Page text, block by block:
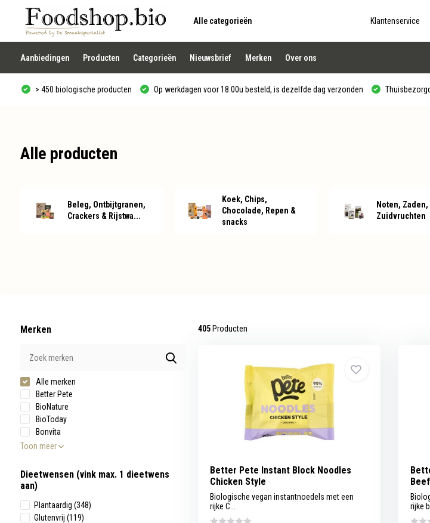
Alle categorieën Klantenservice
Gebruik
de
pijltjes
op
en
neer
een
op
Enter
zoekresultaat
gebruiken.
Aanbiedingen Producten Categorieën Nieuwsbrief Merken Over ons
> 450 biologische producten Op werkdagen voor 18.00u besteld, is dezelfde dag verzonden
Alle producten
Beleg, Ontbijtgranen,
Crackers & Rijstwa...
Koek, Chips,
Chocolade, Repen &
snacks
Noten,
Zuidvruchten
Merken
Alle merken
Better Pete
BioNature
BioToday
Bonvita
Toon meer
Dieetwensen (vink max. 1 dieetwens
aan)
Plantaardig (348)
Glutenvrij (119)
405Producten
Better Pete Instant Block Noodles
Chicken Style
Biologische vegan instantnoedels met een
rijke C...
rijke b...